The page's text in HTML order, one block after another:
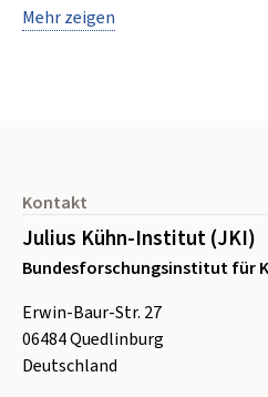
Mehr zeigen
Kontakt
Julius Kühn-Institut (JKI)
Bundesforschungsinstitut für
Erwin-Baur-Str. 27
06484Quedlinburg
Deutschland